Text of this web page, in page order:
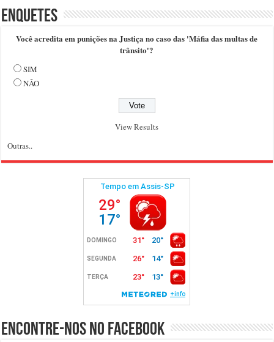
Enquetes
Você acredita em punições na Justiça no caso das 'Máfia das multas de
trânsito'?
SIM
NÃO
View Results
Outras..
Encontre-nos no Facebook